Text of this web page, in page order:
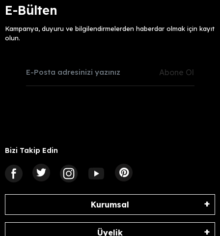
E-Bülten
Kampanya, duyuru ve bilgilendirmelerden haberdar olmak için kayıt
olun.
Abone Ol
Bizi Takip Edin
Kurumsal
Üyelik